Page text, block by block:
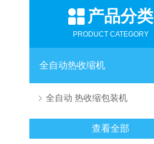
产品分类
PRODUCT CATEGORY
全自动热收缩机
全自动 热收缩包装机
查看全部